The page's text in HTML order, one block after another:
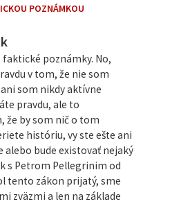
POZNÁMKOU
faktické poznámky. No,
v tom, že nie som
som nikdy aktívne
pravdu, ale to
že by som nič o tom
históriu, vy ste ešte ani
alebo bude existovať nejaký
s Petrom Pellegrinim od
tento zákon prijatý, sme
zväzmi a len na základe